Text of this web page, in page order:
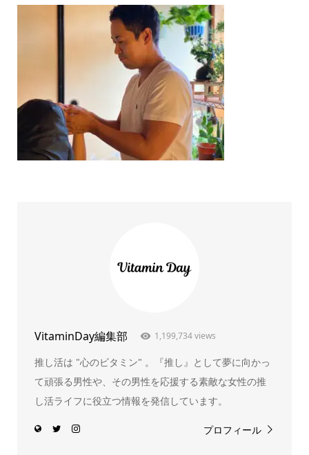
VitaminDay編集部 1,199,734 views
推し活は "心のビタミン" 。『推し』として夢に向かっ
て頑張る男性や、その男性を応援する素敵な女性の推
し活ライフに役立つ情報を発信しています。
プロフィール